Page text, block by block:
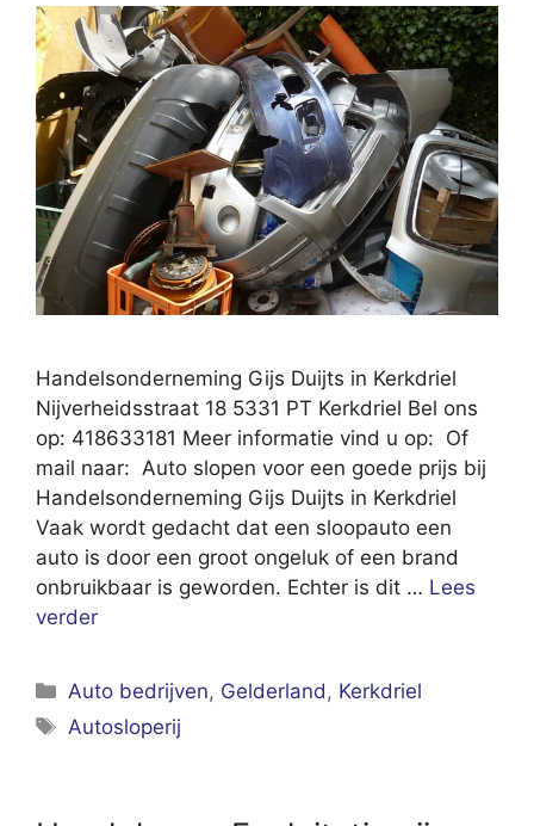
Handelsonderneming Gijs Duijts in Kerkdriel
Nijverheidsstraat 18 5331 PT Kerkdriel Bel ons
op: 418633181 Meer informatie vind u op: Of
mail naar: Auto slopen voor een goede prijs bij
Handelsonderneming Gijs Duijts in Kerkdriel
Vaak wordt gedacht dat een sloopauto een
auto is door een groot ongeluk of een brand
onbruikbaar is geworden. Echter is dit … Lees
verder
Categorieën
Auto bedrijven, Gelderland , Kerkdriel
Tags
Autosloperij